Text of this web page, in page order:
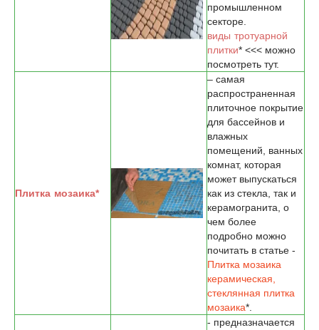
промышленном
секторе.
виды тротуарной
плитки* <<< можно
посмотреть тут.
Плитка мозаика*
– самая
распространенная
плиточное покрытие
для бассейнов и
влажных
помещений, ванных
комнат, которая
может выпускаться
как из стекла, так и
керамогранита, о
чем более
подробно можно
почитать в статье -
Плитка мозаика
керамическая,
стеклянная плитка
мозаика*.
- предназначается